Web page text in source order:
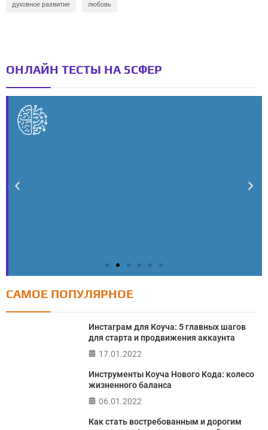
духовное развитие любовь
ОНЛАЙН ТЕСТЫ НА 5СФЕР
Тест: Как я контролирую свою жизнь?
Онлайн тест на основе шкалы локуса контроля
ПРОЙТИ ТЕСТ
САМОЕ ПОПУЛЯРНОЕ
Инстаграм для Коуча: 5 главных шагов
для старта и продвижения аккаунта
17.01.2022
Инструменты Коуча Нового Кода: колесо
жизненного баланса
06.01.2022
Как стать востребованным и дорогим